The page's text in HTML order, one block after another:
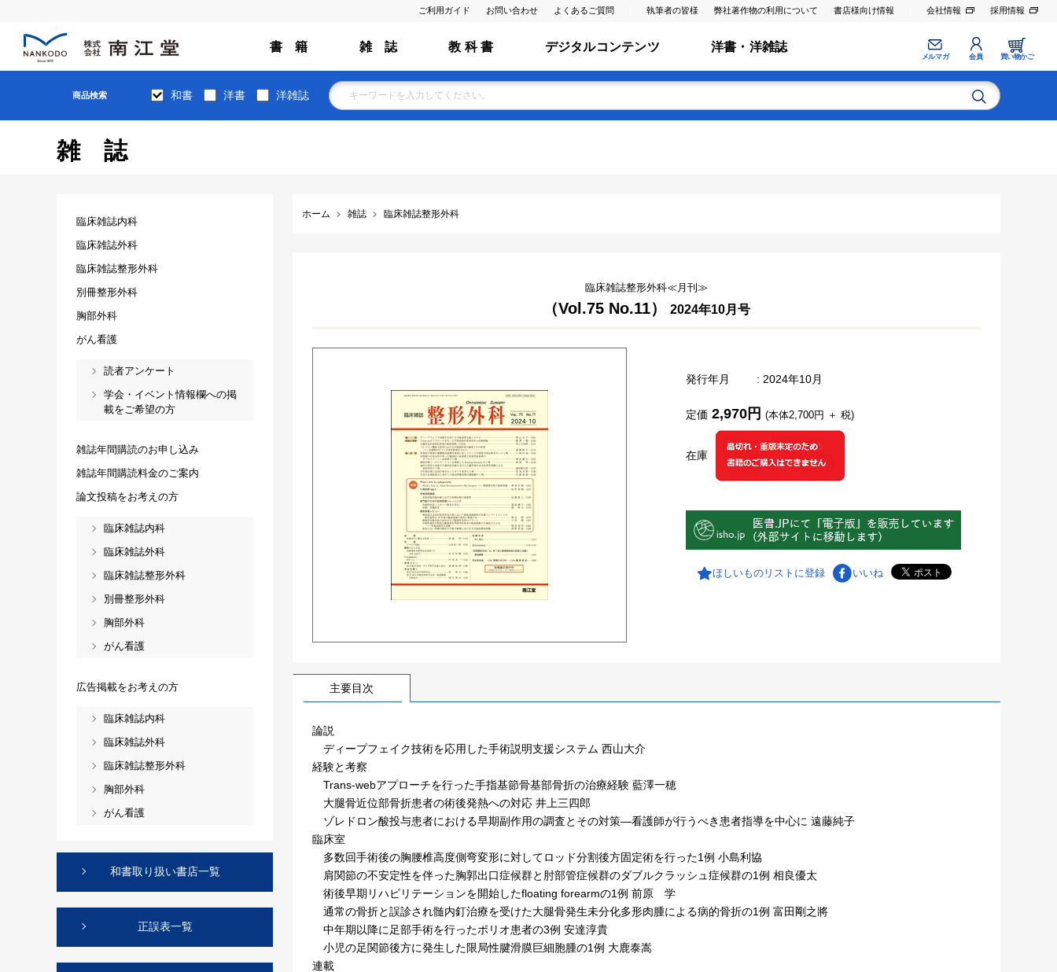
ご利用ガイド お問い合わせ よくあるご質問 執筆者の皆様 弊社著作物の利用について 書店様向け情報 会社情報 採用情報
書 籍 雑 誌 教 科 書 デジタルコンテンツ 洋書・洋雑誌
メルマガ 会員 買い物かご
商品検索 和書 洋書 洋雑誌
雑誌
ホーム 雑誌 臨床雑誌整形外科
臨床雑誌整形外科≪月刊≫
（Vol.75 No.11） 2024年10月号
発行年月 : 2024年10月
在庫
定価 2,970円 (本体2,700円 ＋ 税)
ほしいものリストに登録 いいね
主要目次
論説
ディープフェイク技術を応用した手術説明支援システム 西山大介
経験と考察
Trans-webアプローチを行った手指基節骨基部骨折の治療経験 藍澤一穂
大腿骨近位部骨折患者の術後発熱への対応 井上三四郎
ゾレドロン酸投与患者における早期副作用の調査とその対策—看護師が行うべき患者指導を中心に 遠藤純子
臨床室
多数回手術後の胸腰椎高度側弯変形に対してロッド分割後方固定術を行った1例 小島利協
肩関節の不安定性を伴った胸郭出口症候群と肘部管症候群のダブルクラッシュ症候群の1例 相良優太
術後早期リハビリテーションを開始したfloating forearmの1例 前原 学
通常の骨折と誤診され髄内釘治療を受けた大腿骨発生未分化多形肉腫による病的骨折の1例 富田剛之將
中年期以降に足部手術を行ったポリオ患者の3例 安達淳貴
小児の足関節後方に発生した限局性腱滑膜巨細胞腫の1例 大鹿泰嵩
連載
臨床雑誌内科
臨床雑誌外科
臨床雑誌整形外科
別冊整形外科
胸部外科
がん看護
読者アンケート
学会・イベント情報欄への掲
載をご希望の方
雑誌年間購読のお申し込み
雑誌年間購読料金のご案内
論文投稿をお考えの方
臨床雑誌内科
臨床雑誌外科
臨床雑誌整形外科
別冊整形外科
胸部外科
がん看護
広告掲載をお考えの方
臨床雑誌内科
臨床雑誌外科
臨床雑誌整形外科
胸部外科
がん看護
和書取り扱い書店一覧
正誤表一覧